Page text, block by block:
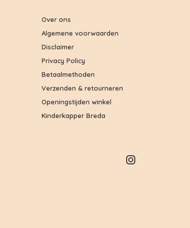
Over ons
Algemene voorwaarden
Disclaimer
Privacy Policy
Betaalmethoden
Verzenden & retourneren
Openingstijden winkel
Kinderkapper Breda